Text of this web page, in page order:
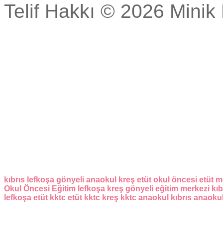
Telif Hakkı © 2026 Minik
kıbrıs lefkoşa gönyeli anaokul kreş etüt okul öncesi etüt
Okul Öncesi Eğitim lefkoşa kreş gönyeli eğitim merkezi
lefkoşa etüt kktc etüt kktc kreş kktc anaokul kıbrıs